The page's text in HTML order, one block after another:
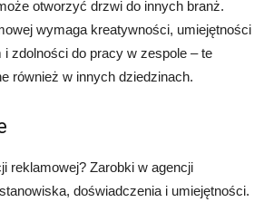
otworzyć drzwi do innych branż.
wymaga kreatywności, umiejętności
zdolności do pracy w zespole – te
również w innych dziedzinach.
reklamowej? Zarobki w agencji
doświadczenia i umiejętności.